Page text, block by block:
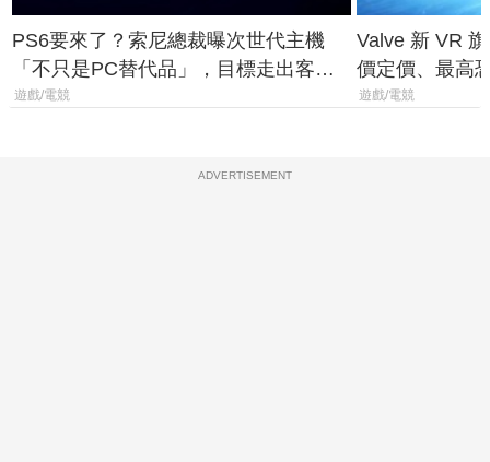
PS6要來了？索尼總裁曝次世代主機
「不只是PC替代品」，目標走出客
廳、進軍電競桌面
遊戲/電競
Valve 新 VR
價定價、最高
遊戲/電競
ADVERTISEMENT